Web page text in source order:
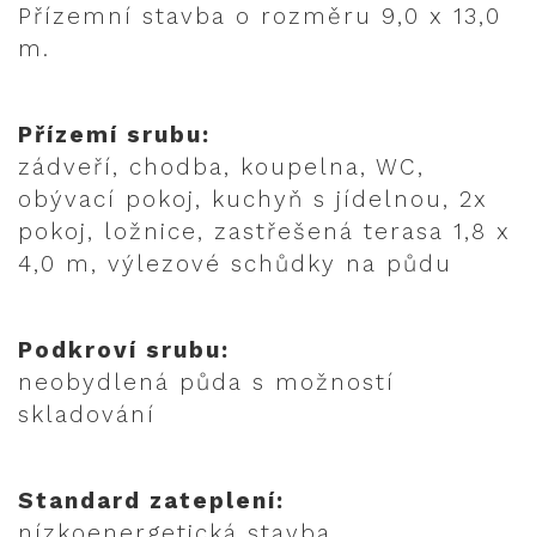
Přízemní stavba o rozměru 9,0 x 13,0
m.
Přízemí srubu:
zádveří, chodba, koupelna, WC,
obývací pokoj, kuchyň s jídelnou, 2x
pokoj, ložnice, zastřešená terasa 1,8 x
4,0 m, výlezové schůdky na půdu
Podkroví srubu:
neobydlená půda s možností
skladování
Standard zateplení: